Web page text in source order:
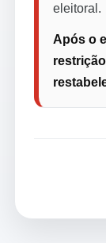
eleitoral.
Após o